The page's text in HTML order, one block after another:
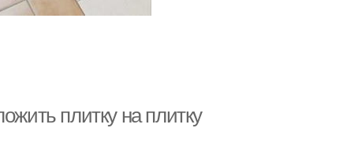
плитку на плитку